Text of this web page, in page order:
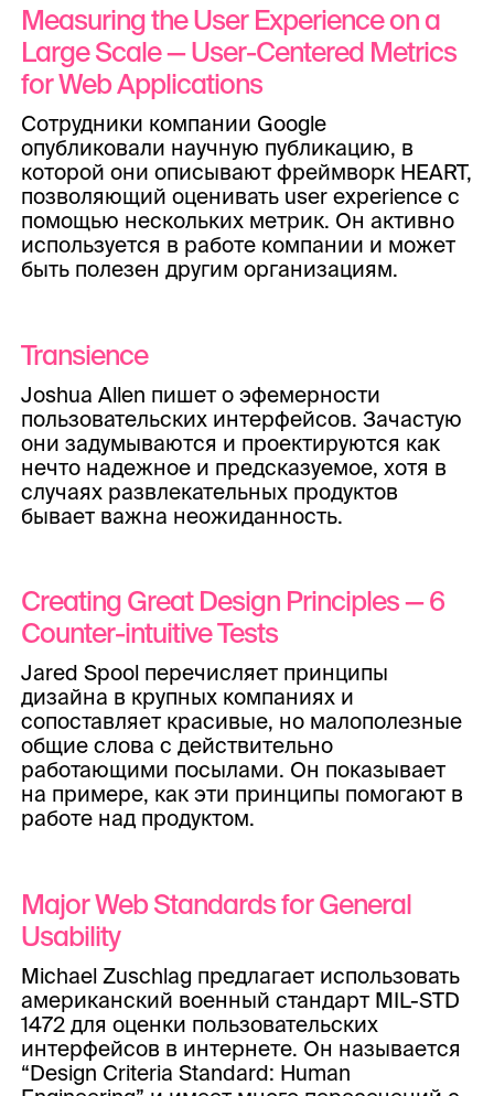
Measuring the User Experience on a
Large Scale — User-Centered Metrics
for Web Applications
Сотрудники компании Google
опубликовали научную публикацию, в
которой они описывают фреймворк HEART,
позволяющий оценивать user experience с
помощью нескольких метрик. Он активно
используется в работе компании и может
быть полезен другим организациям.
Transience
Joshua Allen пишет о эфемерности
пользовательских интерфейсов. Зачастую
они задумываются и проектируются как
нечто надежное и предсказуемое, хотя в
случаях развлекательных продуктов
бывает важна неожиданность.
Creating Great Design Principles — 6
Counter-intuitive Tests
Jared Spool перечисляет принципы
дизайна в крупных компаниях и
сопоставляет красивые, но малополезные
общие слова с действительно
работающими посылами. Он показывает
на примере, как эти принципы помогают в
работе над продуктом.
Major Web Standards for General
Usability
Michael Zuschlag предлагает использовать
американский военный стандарт MIL-STD
1472 для оценки пользовательских
интерфейсов в интернете. Он называется
“Design Criteria Standard: Human